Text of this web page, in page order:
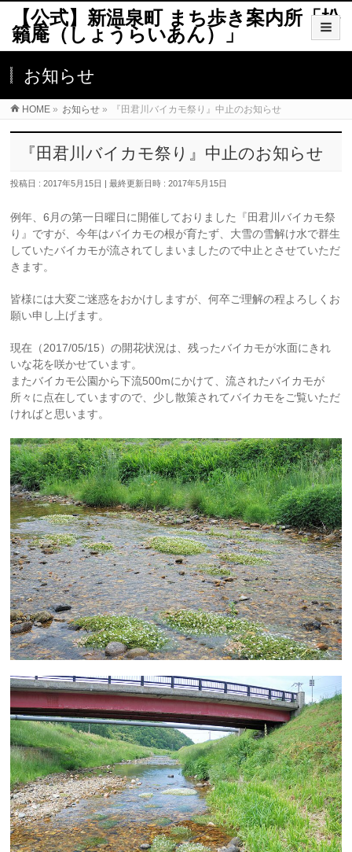
【公式】新温泉町 まち歩き案内所「松
籟庵（しょうらいあん）」
お知らせ
HOME » お知らせ » 『田君川バイカモ祭り』中止のお知らせ
『田君川バイカモ祭り』中止のお知らせ
投稿日 : 2017年5月15日 最終更新日時 : 2017年5月15日
例年、6月の第一日曜日に開催しておりました『田君川バイカモ祭
り』ですが、今年はバイカモの根が育たず、大雪の雪解け水で群生
していたバイカモが流されてしまいましたので中止とさせていただ
きます。
皆様には大変ご迷惑をおかけしますが、何卒ご理解の程よろしくお
願い申し上げます。
現在（2017/05/15）の開花状況は、残ったバイカモが水面にきれ
いな花を咲かせています。
またバイカモ公園から下流500mにかけて、流されたバイカモが
所々に点在していますので、少し散策されてバイカモをご覧いただ
ければと思います。